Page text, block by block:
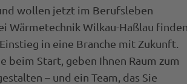
wollen jetzt im Berufsleben
Wärmetechnik Wilkau-Haßlau
in eine Branche mit Zukunft.
beim Start, geben Ihnen Raum zum
– und ein Team, das Sie